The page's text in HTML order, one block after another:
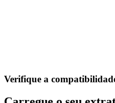
Verifique a